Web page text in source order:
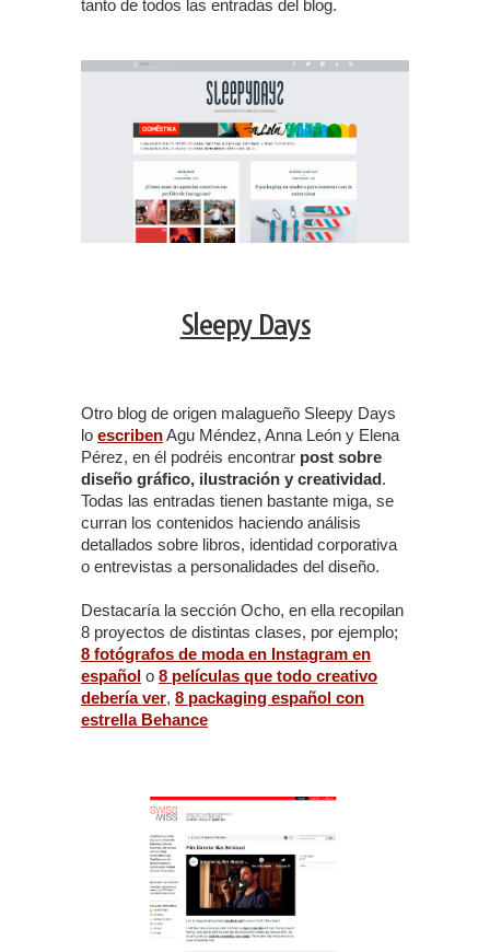
tanto de todos las entradas del blog.
Sleepy Days
Otro blog de origen malagueño Sleepy Days
lo escribenAgu Méndez, Anna León y Elena
Pérez, en él podréis encontrar post sobre
diseño gráfico, ilustración y creatividad.
Todas las entradas tienen bastante miga, se
curran los contenidos haciendo análisis
detallados sobre libros, identidad corporativa
o entrevistas a personalidades del diseño.
Destacaría la sección Ocho, en ella recopilan
8 proyectos de distintas clases, por ejemplo;
8 fotógrafos de moda en Instagram en
español o 8 películas que todo creativo
debería ver, 8 packaging español con
estrella Behance